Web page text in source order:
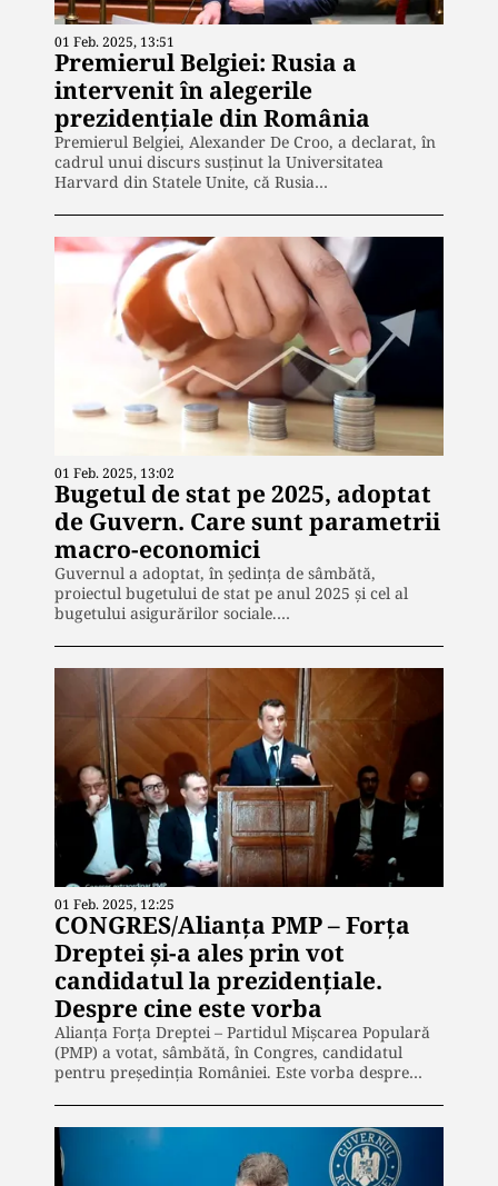
01 Feb. 2025, 13:51
Premierul Belgiei: Rusia a
intervenit în alegerile
prezidențiale din România
Premierul Belgiei, Alexander De Croo, a declarat, în
cadrul unui discurs susținut la Universitatea
Harvard din Statele Unite, că Rusia…
01 Feb. 2025, 13:02
Bugetul de stat pe 2025, adoptat
de Guvern. Care sunt parametrii
macro-economici
Guvernul a adoptat, în ședința de sâmbătă,
proiectul bugetului de stat pe anul 2025 și cel al
bugetului asigurărilor sociale.…
01 Feb. 2025, 12:25
CONGRES/Alianța PMP – Forța
Dreptei și-a ales prin vot
candidatul la prezidențiale.
Despre cine este vorba
Alianța Forța Dreptei – Partidul Mișcarea Populară
(PMP) a votat, sâmbătă, în Congres, candidatul
pentru președinția României. Este vorba despre…